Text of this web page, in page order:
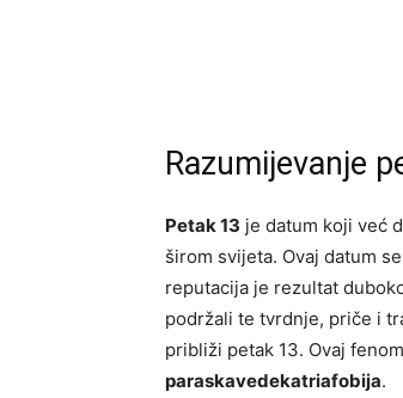
Razumijevanje
Petak 13 je datum koji već
širom svijeta. Ovaj datum
reputacija je rezultat
podržali te tvrdnje, priče i
približi petak 13. Ovaj
paraskavedekatriafobija.